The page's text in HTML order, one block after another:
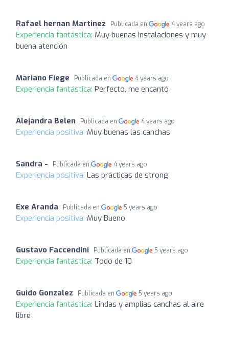
Rafael hernan Martinez Publicada en 4 years ago
Experiencia fantástica: Muy buenas instalaciones y muy
buena atención
Mariano Fiege Publicada en 4 years ago
Experiencia fantástica: Perfecto, me encantó
Alejandra Belen Publicada en 4 years ago
Experiencia positiva: Muy buenas las canchas
Sandra - Publicada en 4 years ago
Experiencia positiva: Las prácticas de strong
Exe Aranda Publicada en 5 years ago
Experiencia positiva: Muy Bueno
Gustavo Faccendini Publicada en 5 years ago
Experiencia fantástica: Todo de 10
Guido Gonzalez Publicada en 5 years ago
Experiencia fantástica: Lindas y amplias canchas al aire
libre